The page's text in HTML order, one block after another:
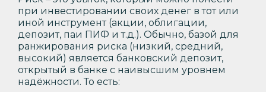
при инвестировании своих денег в тот или
иной инструмент (акции, облигации,
депозит, паи ПИФ и т.д.). Обычно, базой для
ранжирования риска (низкий, средний,
высокий) является банковский депозит,
открытый в банке с наивысшим уровнем
надёжности. То есть: